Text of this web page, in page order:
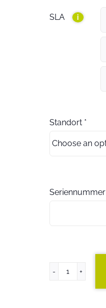
SLA i
Standort *
Seriennummer
Primergy